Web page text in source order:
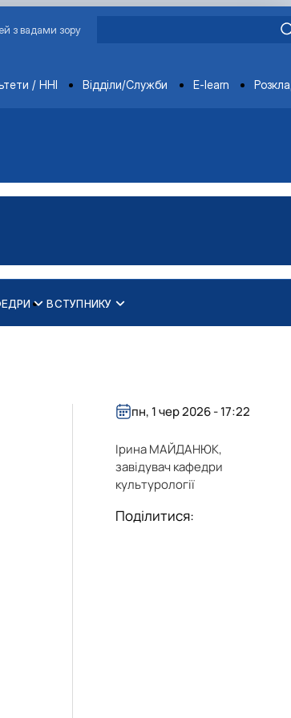
з вадами зору
/ ННІ Відділи/Служби E-learn
ВСТУПНИКУ
пн, 1 чер 2026 - 17:22
Ірина МАЙДАНЮК,
завідувач кафедри
культурології
Поділитися: